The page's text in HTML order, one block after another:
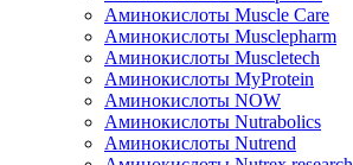
Аминокислоты Muscle Care
Аминокислоты Musclepharm
Аминокислоты Muscletech
Аминокислоты MyProtein
Аминокислоты NOW
Аминокислоты Nutrabolics
Аминокислоты Nutrend